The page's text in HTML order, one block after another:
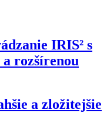
IRIS² s
rozšírenou
a zložitejšie